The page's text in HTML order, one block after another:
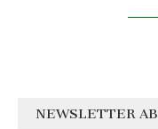
NEWSLETTER